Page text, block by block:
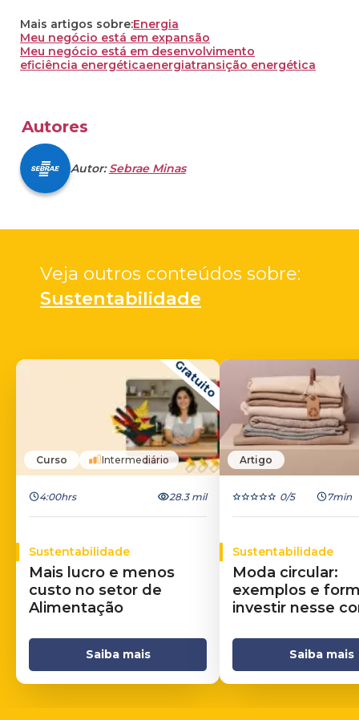
Mais artigos sobre:Energia
Meu negócio está em expansão
Meu negócio está em desenvolvimento
eficiência energéticaenergiatransição energética
Autores
Autor:Sebrae Minas
Sustentabilidade
Gratuito
Curso Intermediário
4:00hrs 28.3 mil
Sustentabilidade
Mais lucro e menos
custo no setor de
Alimentação
Saiba mais
Artigo
0/5 7min
Sustentabilidade
Moda circular:
exemplos e
investir nesse
Saiba mais